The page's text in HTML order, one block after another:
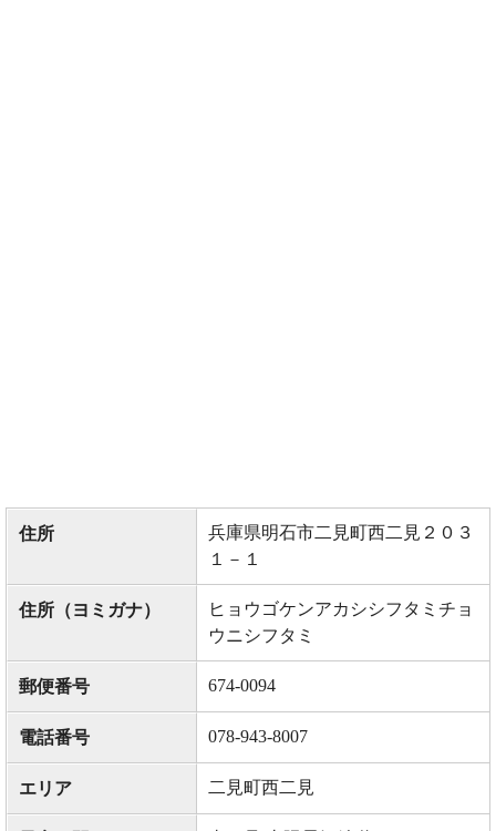
住所
兵庫県明石市二見町西二見２０３
１－１
住所（ヨミガナ）
ヒョウゴケンアカシシフタミチョ
ウニシフタミ
郵便番号 674-0094
電話番号 078-943-8007
エリア 二見町西二見